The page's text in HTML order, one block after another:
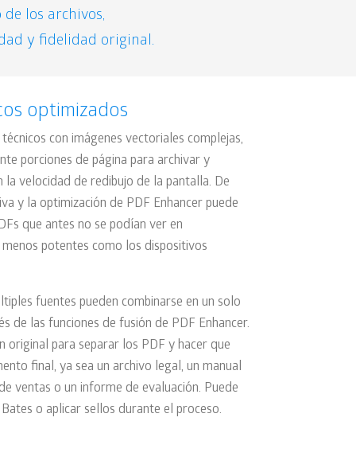
los archivos,
y fidelidad original.
optimizados
con imágenes vectoriales complejas,
porciones de página para archivar y
velocidad de redibujo de la pantalla. De
y la optimización de PDF Enhancer puede
que antes no se podían ver en
potentes como los dispositivos
fuentes pueden combinarse en un solo
de las funciones de fusión de PDF Enhancer.
original para separar los PDF y hacer que
final, ya sea un archivo legal, un manual
ventas o un informe de evaluación. Puede
o aplicar sellos durante el proceso.